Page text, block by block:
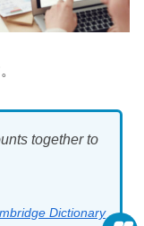
together to
Dictionary